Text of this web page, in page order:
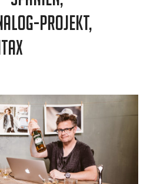
Projekt,